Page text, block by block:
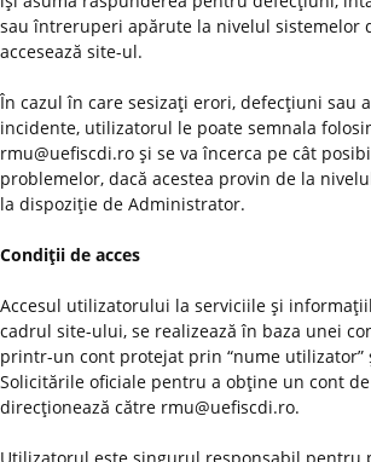
sau întreruperi apărute la nivelul sistemelor
accesează site-ul.
În cazul în care sesizaţi erori, defecţiuni sau
incidente, utilizatorul le poate semnala
rmu@uefiscdi.ro şi se va încerca pe cât
problemelor, dacă acestea provin de la
la dispoziţie de Administrator.
Condiţii de acces
Accesul utilizatorului la serviciile şi
cadrul site-ului, se realizează în baza unei
printr-un cont protejat prin “nume utilizator”
Solicitările oficiale pentru a obţine un cont de
direcţionează către rmu@uefiscdi.ro.